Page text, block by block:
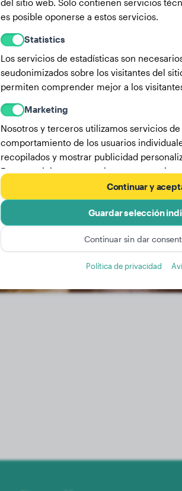
del sitio web. Solo contienen servicios
es posible oponerse a estos servicios.
Statistics
Los servicios de estadísticas son
seudonimizados sobre los visitantes del
permiten comprender mejor a los
Marketing
Nosotros y terceros utilizamos servicios
comportamiento de los usuarios
recopilados y mostrar publicidad
Estos servicios nos permiten rastrear a los
Aquí encontrarás una lista de
Más información en nuestra política
Continuar y
Guardar selección
Continuar sin dar
Política de privacidad